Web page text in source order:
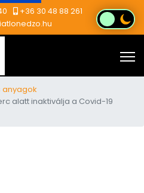
+36 30 48 88 261
anyagok
alatt inaktiválja a Covid-19